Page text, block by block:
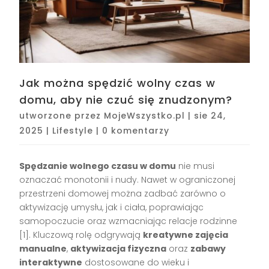
Jak można spędzić wolny czas w
domu, aby nie czuć się znudzonym?
utworzone przez MojeWszystko.pl | sie 24,
2025 | Lifestyle | 0 komentarzy
Spędzanie wolnego czasu w domu nie musi
oznaczać monotonii i nudy. Nawet w ograniczonej
przestrzeni domowej można zadbać zarówno o
aktywizację umysłu, jak i ciała, poprawiając
samopoczucie oraz wzmacniając relacje rodzinne
[1] . Kluczową rolę odgrywają kreatywne zajęcia
manualne, aktywizacja fizyczna oraz zabawy
interaktywne dostosowane do wieku i